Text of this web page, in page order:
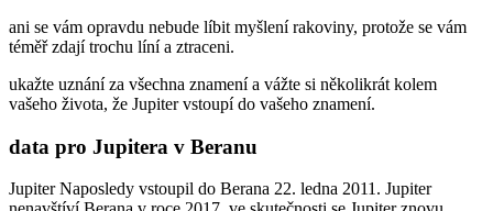
ani se vám opravdu nebude líbit myšlení rakoviny, protože se vám
téměř zdají trochu líní a ztraceni.
ukažte uznání za všechna znamení a vážte si několikrát kolem
vašeho života, že Jupiter vstoupí do vašeho znamení.
data pro Jupitera v Beranu
Jupiter Naposledy vstoupil do Berana 22. ledna 2011. Jupiter